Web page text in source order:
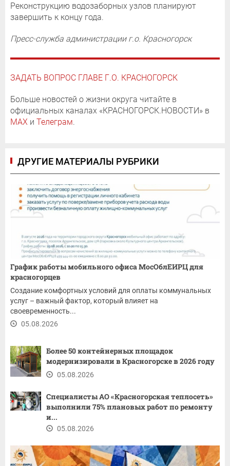
Реконструкцию водозаборных узлов планируют
завершить к концу года.
Пресс-служба администрации г.о. Красногорск
ЗАДАТЬ ВОПРОС ГЛАВЕ Г.О. КРАСНОГОРСК
Больше новостей о жизни округа читайте в
официальных каналах «КРАСНОГОРСК.НОВОСТИ» в
MAX и Телеграм.
ДРУГИЕ МАТЕРИАЛЫ РУБРИКИ
График работы мобильного офиса МосОблЕИРЦ для
красногорцев
Создание комфортных условий для оплаты коммунальных
услуг – важный фактор, который влияет на
своевременность...
05.08.2026
Более 50 контейнерных площадок
модернизировали в Красногорске в 2026 году
05.08.2026
Специалисты АО «Красногорская теплосеть»
выполнили 75% плановых работ по ремонту
и...
05.08.2026